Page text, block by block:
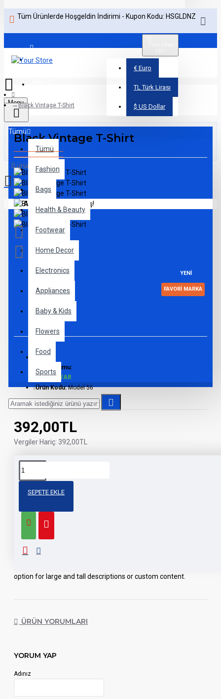
Tüm Ürünlerde Hoşgeldin İndirimi - Kupon Kodu: HSGLDNZ
Üye Girişi
€ Euro
TL Türk Lirası
$ US Dollar
Menu
Tümü
Tümü
Fashion
Bags
Health & Beauty
Footwear
Home Decor
Electronics
Appliances
Baby & Kids
Flowers
Food
Sports
0 ürün - 0,00TL
Alışveriş sepetiniz boş!
Black Vintage T-Shirt
Black Vintage T-Shirt
YENI
FAVORI MARKA
392,00TL
Vergiler Hariç: 392,00TL
Stok Durumu:
STOKTA VAR
Ürün Kodu: Model 56
SEPETE EKLE
ÜRÜN BILGISI
Product description, along with any other tab can be displayed
as tabs, accordion or all-visible blocks in grid format or one
any order and any position. Each tab can also be set up as a
link and point to other pages or open popup modules. Optional
option for large and tall descriptions or custom content.
ÜRÜN YORUMLARI
YORUM YAP
Adınız